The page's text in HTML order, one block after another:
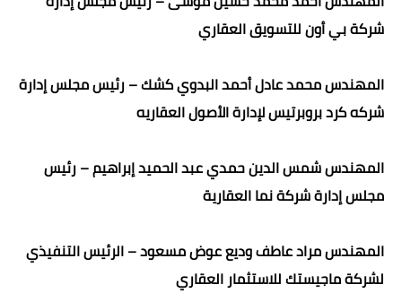
شركة بي أون للتسويق العقاري
المهندس محمد عادل أحمد البدوي كشك – رئيس مجلس إدارة
شركه كرد بروبرتيس لإدارة الأصول العقاريه
المهندس شمس الدين حمدي عبد الحميد إبراهيم – رئيس
مجلس إدارة شركة نما العقارية
المهندس مراد عاطف وديع عوض مسعود – الرئيس التنفيذي
لشركة ماجيستك للاستثمار العقاري